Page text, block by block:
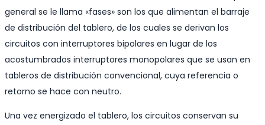
general se le llama «fases» son los que alimentan el barraje
de distribución del tablero, de los cuales se derivan los
circuitos con interruptores bipolares en lugar de los
acostumbrados interruptores monopolares que se usan en
tableros de distribución convencional, cuya referencia o
retorno se hace con neutro.
Una vez energizado el tablero, los circuitos conservan su